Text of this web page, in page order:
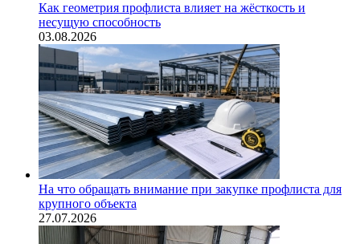
Как геометрия профлиста влияет на жёсткость и
несущую способность
03.08.2026
На что обращать внимание при закупке профлиста для
крупного объекта
27.07.2026